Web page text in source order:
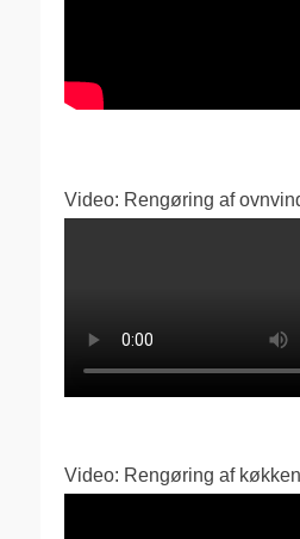
Video: Rengøring af
Video: Rengøring af